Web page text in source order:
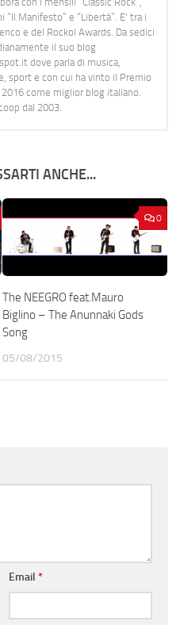
Manifesto” e “Libertà”. E' tra i
e del Rockol Awards. Da sedici
il suo blog
dove parla di musica,
sport e con cui ha vinto il Premio
come miglior blog italiano.
dal 2003.
ANCHE...
0
The NEEGRO feat.Mauro
Biglino – The Anunnaki Gods
Song
05/08/2015
Email *